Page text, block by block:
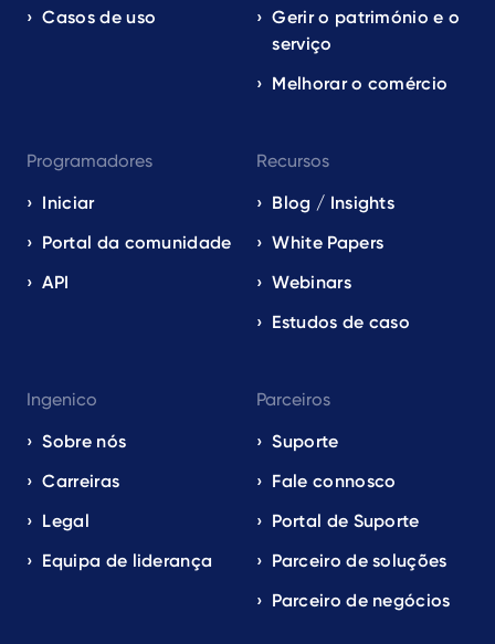
Casos de uso
Gerir o património e o
serviço
Melhorar o comércio
Programadores
Iniciar
Portal da comunidade
API
Recursos
Blog / Insights
White Papers
Webinars
Estudos de caso
Ingenico
Sobre nós
Carreiras
Legal
Equipa de liderança
Parceiros
Suporte
Fale connosco
Portal de Suporte
Parceiro de soluções
Parceiro de negócios